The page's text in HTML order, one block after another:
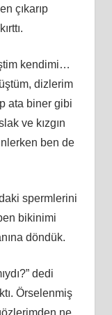
çıkarıp
kendimi…
dizlerim
ata biner gibi
ve kızgın
ben de
spermlerini
bikinimi
döndük.
dedi
Örselenmiş
ne